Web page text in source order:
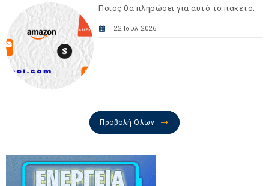
Ποιος θα πληρώσει για αυτό το πακέτο;
22 Ιουλ 2026
Προβολή Όλων